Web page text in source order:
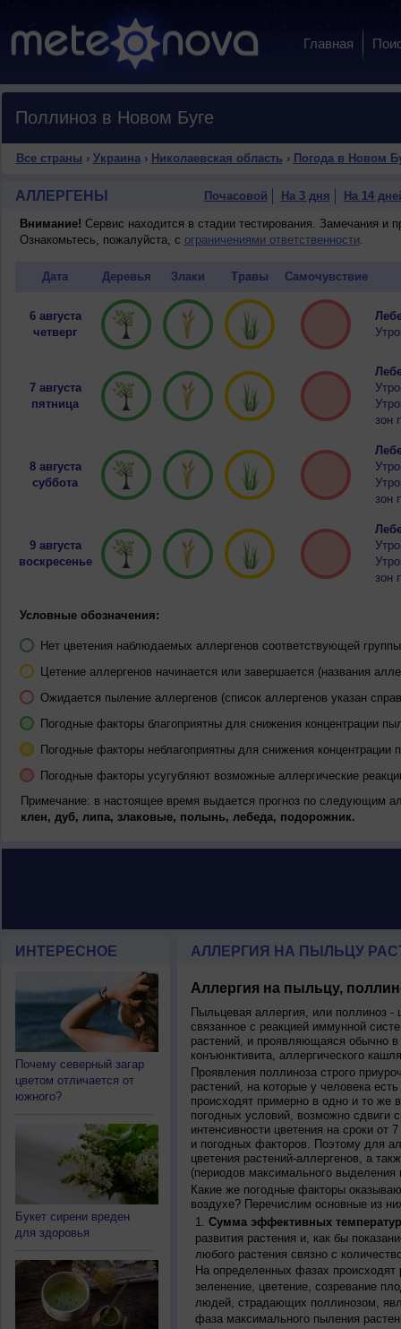
Главная
Поллиноз в Новом Буге
Все страны › Украина› Николаевская область › Погода в Новом
АЛЛЕРГЕНЫ Почасовой На 3 дня На 14
Внимание! Сервис находится в стадии тестирования. Замечания и
Ознакомьтесь, пожалуйста, с ограничениями ответственности.
Дата Деревья Злаки Травы Самочувствие
6 августа
четверг
7 августа
пятница
зон
8 августа
суббота
зон
9 августа
воскресенье
зон
Условные обозначения:
Нет цветения наблюдаемых аллергенов соответствующей
Цетение аллергенов начинается или завершается (названия
Ожидается пыление аллергенов (список аллергенов указан
Погодные факторы благоприятны для снижения концентрации
Погодные факторы неблагоприятны для снижения концентрации
Погодные факторы усугубляют возможные аллергические
Примечание: в настоящее время выдается прогноз по следующим
клен, дуб, липа, злаковые, полынь, лебеда, подорожник.
ИНТЕРЕСНОЕ
Почему северный загар
цветом отличается от
южного?
Букет сирени вреден
для здоровья
АЛЛЕРГИЯ НА ПЫЛЬЦУ
Аллергия на пыльцу,
Пыльцевая аллергия, или поллиноз -
связанное с реакцией иммунной
растений, и проявляющаяся обычно
конъюнктивита, аллергического
Проявления поллиноза строго
растений, на которые у человека
происходят примерно в одно и то же
погодных условий, возможно сдвиги
интенсивности цветения на сроки от
и погодных факторов. Поэтому для
цветения растений-аллергенов, а
(периодов максимального
Какие же погодные факторы
воздухе? Перечислим основные из
Сумма эффективных
развития растения и, как бы
любого растения связно с
На определенных фазах происходят
зеленение, цветение, созревание
людей, страдающих поллинозом,
фаза максимального пыления